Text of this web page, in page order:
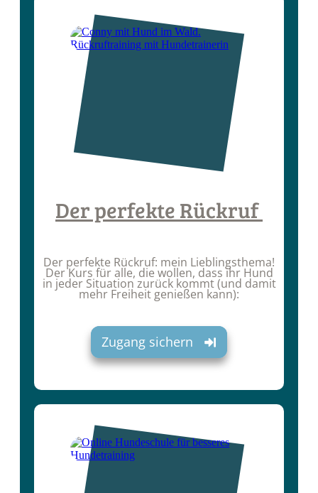
Der perfekte Rückruf
Der perfekte Rückruf: mein Lieblingsthema!
Der Kurs für alle, die wollen, dass ihr Hund
in jeder Situation zurück kommt (und damit
mehr Freiheit genießen kann):
Zugang sichern